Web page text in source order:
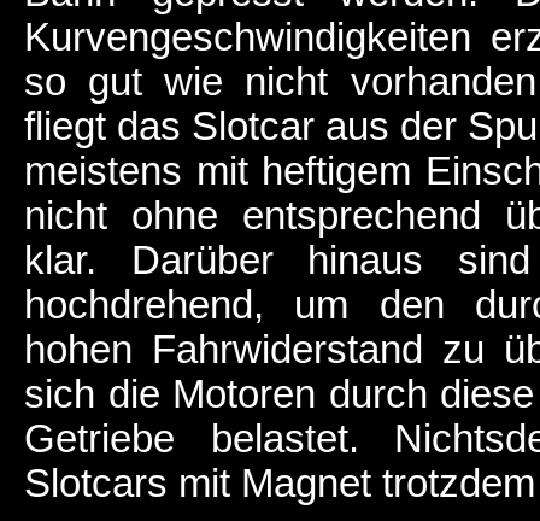
Kurvengeschwindigkeiten
so gut wie nicht
fliegt das Slotcar aus der
meistens mit heftigem
nicht ohne entsprechend
klar. Darüber hinaus
hochdrehend, um den
hohen Fahrwiderstand zu
sich die Motoren durch
Getriebe belastet.
Slotcars mit Magnet